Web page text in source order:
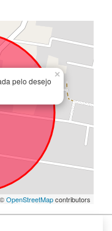
pelo desejo
×
OpenStreetMapcontributors